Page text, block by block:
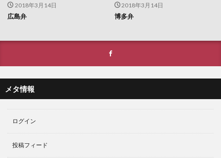
2018年3月14日
広島弁
2018年3月14日
博多弁
メタ情報
ログイン
投稿フィード